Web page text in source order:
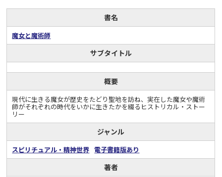
書名
魔女と魔術師
サブタイトル
概要
現代に生きる魔女が歴史をたどり聖地を訪ね、実在した魔女や魔術
師がそれぞれの時代をいかに生きたかを綴るヒストリカル・ストー
リー
ジャンル
スピリチュアル・精神世界 電子書籍版あり
著者